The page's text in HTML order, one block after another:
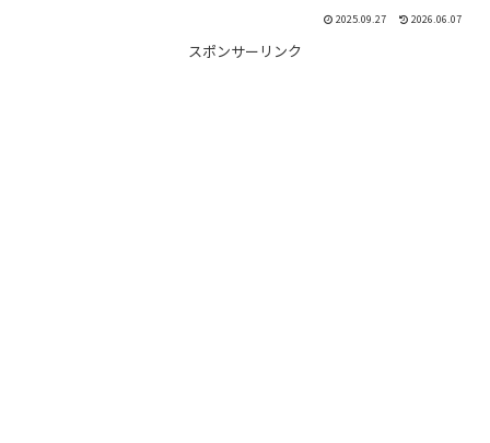
2025.09.27 2026.06.07
スポンサーリンク